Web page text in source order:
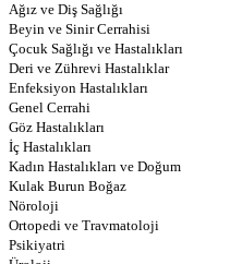
Ağız ve Diş Sağlığı
Beyin ve Sinir Cerrahisi
Çocuk Sağlığı ve Hastalıkları
Deri ve Zührevi Hastalıklar
Enfeksiyon Hastalıkları
Genel Cerrahi
Göz Hastalıkları
İç Hastalıkları
Kadın Hastalıkları ve Doğum
Kulak Burun Boğaz
Nöroloji
Ortopedi ve Travmatoloji
Psikiyatri